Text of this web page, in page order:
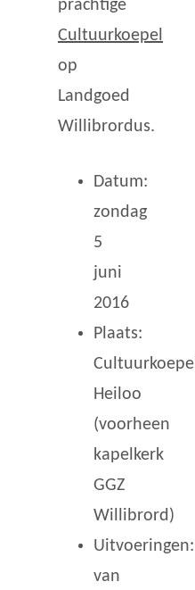
prachtige
Cultuurkoepel
op
Landgoed
Willibrordus.
Datum:
zondag
5
juni
2016
Plaats:
Cultuurkoepel
Heiloo
(voorheen
kapelkerk
GGZ
Willibrord)
Uitvoeringen:
van